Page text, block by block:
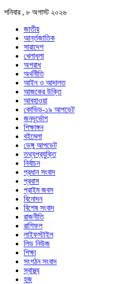
শনিবার , ৮ অগাস্ট ২০২৬
জাতীয়
আর্ন্তজাতিক
সারাদেশ
খেলাধুলা
অপরাধ
অর্থনীতি
আইন ও আদালত
আজকের উক্তি
আবহাওয়া
কোভিড-১৯ আপডেট
জনদূর্ভোগ
শিক্ষাঙ্গন
বইমেলা
ডেঙ্গু আপডেট
তথ্যপ্রযুক্তি
নির্বাচন
প্রধান সংবাদ
প্রবাস
প্রাইম জবস
বিনোদন
বিশেষ সংবাদ
রাজনীতি
রাশিফল
লাইফস্টাইল
লিড নিউজ
শিক্ষা
সংগঠন সংবাদ
স্বাস্থ্য
হজ